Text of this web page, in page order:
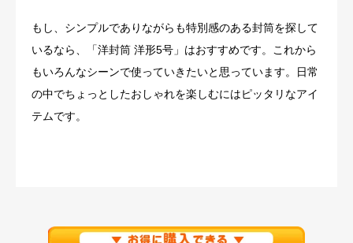
もし、シンプルでありながらも特別感のある封筒を探して
いるなら、「洋封筒 洋形5号」はおすすめです。これから
もいろんなシーンで使っていきたいと思っています。日常
の中でちょっとしたおしゃれを楽しむにはピッタリなアイ
テムです。